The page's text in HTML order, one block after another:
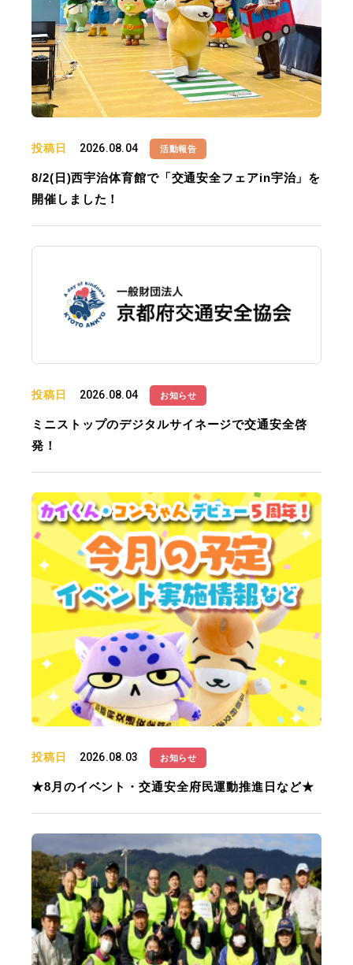
投稿日 2026.08.04 活動報告
8/2(日)西宇治体育館で「交通安全フェアin宇治」を
開催しました！
投稿日 2026.08.04 お知らせ
ミニストップのデジタルサイネージで交通安全啓
発！
投稿日 2026.08.03 お知らせ
★8月のイベント・交通安全府民運動推進日など★